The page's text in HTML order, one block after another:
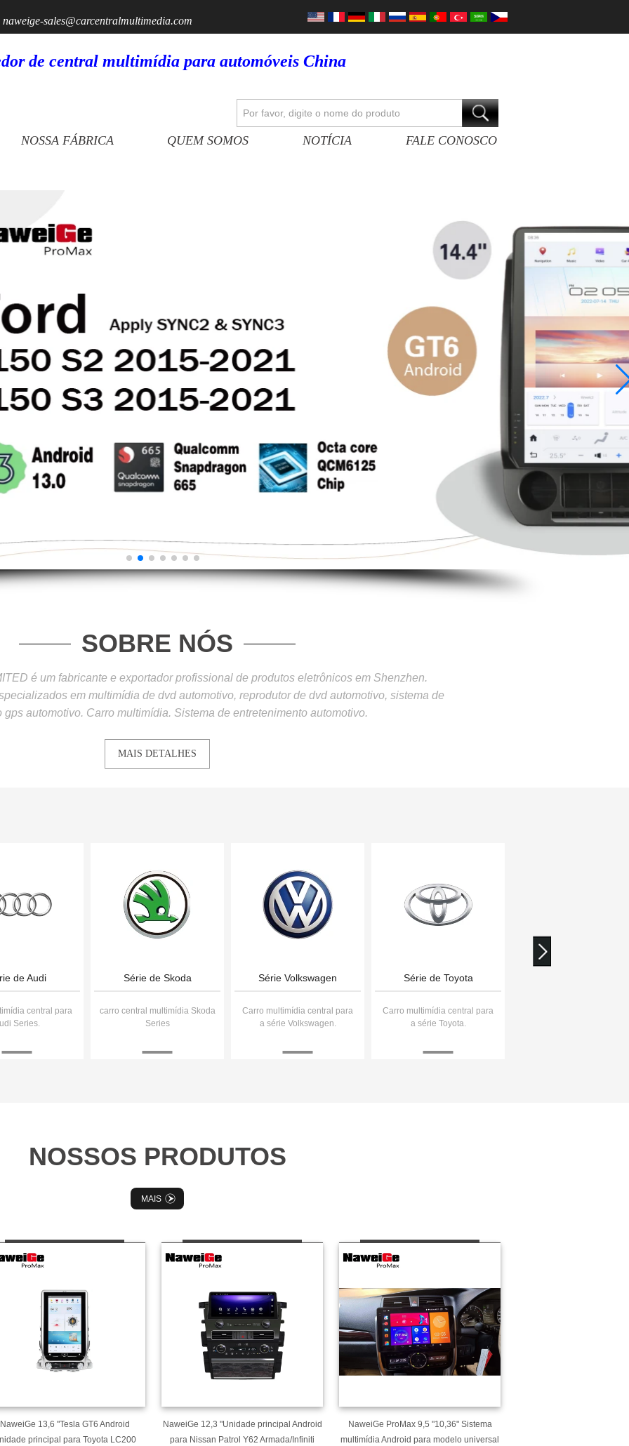
naweige-sales@carcentralmultimedia.com
de central multimídia para automóveis China
NOSSA FÁBRICA QUEM SOMOS NOTÍCIA FALE CONOSCO
SOBRE NÓS
é um fabricante e exportador profissional de produtos eletrônicos em Shenzhen.
em multimídia de dvd automotivo, reprodutor de dvd automotivo, sistema de
gps automotivo. Carro multimídia. Sistema de entretenimento automotivo.
MAIS DETALHES
de Audi
central para
Series.
Série de Skoda
carro central multimídia Skoda
Series
Série Volkswagen
Carro multimídia central para
a série Volkswagen.
Série de Toyota
Carro multimídia central para
a série Toyota.
NOSSOS PRODUTOS
MAIS
NaweiGe 13,6 "Tesla GT6 Android
principal para Toyota LC200
NaweiGe 12,3 "Unidade principal Android
para Nissan Patrol Y62 Armada/Infiniti
NaweiGe ProMax 9,5 "10,36" Sistema
multimídia Android para modelo universal